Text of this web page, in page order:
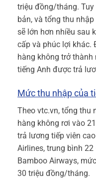
triệu đồng/tháng.
bản, và tổng thu
sẽ lớn hơn nhiều sau
cấp và phúc lợi khác.
hàng không trở
tiếng Anh được trả
Mức thu nhập của
Theo vtc.vn, tổng thu
hàng không rơi vào
trả lương tiếp viên
Airlines, trung bình
Bamboo Airways,
30 triệu đồng/tháng.